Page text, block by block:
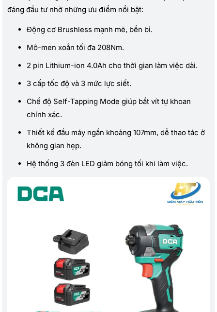
đáng đầu tư nhờ những ưu điểm nổi bật:
Động cơ Brushless mạnh mẽ, bền bỉ.
Mô-men xoắn tối đa 208Nm.
2 pin Lithium-ion 4.0Ah cho thời gian làm việc dài.
3 cấp tốc độ và 3 mức lực siết.
Chế độ Self-Tapping Mode giúp bắt vít tự khoan
chính xác.
Thiết kế đầu máy ngắn khoảng 107mm, dễ thao tác ở
không gian hẹp.
Hệ thống 3 đèn LED giảm bóng tối khi làm việc.